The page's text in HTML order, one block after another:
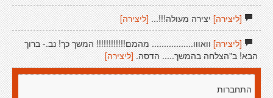
[ליצירה]יצירה מעולה!!!... [ליצירה]
[ליצירה]וואווו................. מהמם!!!!!!!!!!!! המשך כך! נב.- ברוך
הבא! ב"הצלחה בהמשך..... הדסה. [ליצירה]
התחברות